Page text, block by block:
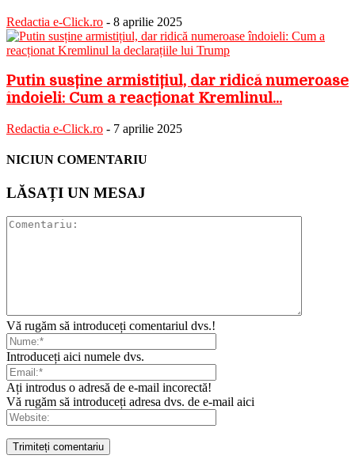
Redactia e-Click.ro - 8 aprilie 2025
Putin susține armistițiul, dar ridică numeroase
îndoieli: Cum a reacționat Kremlinul...
Redactia e-Click.ro - 7 aprilie 2025
NICIUN COMENTARIU
LĂSAȚI UN MESAJ
Vă rugăm să introduceți comentariul dvs.!
Introduceți aici numele dvs.
Ați introdus o adresă de e-mail incorectă!
Vă rugăm să introduceți adresa dvs. de e-mail aici